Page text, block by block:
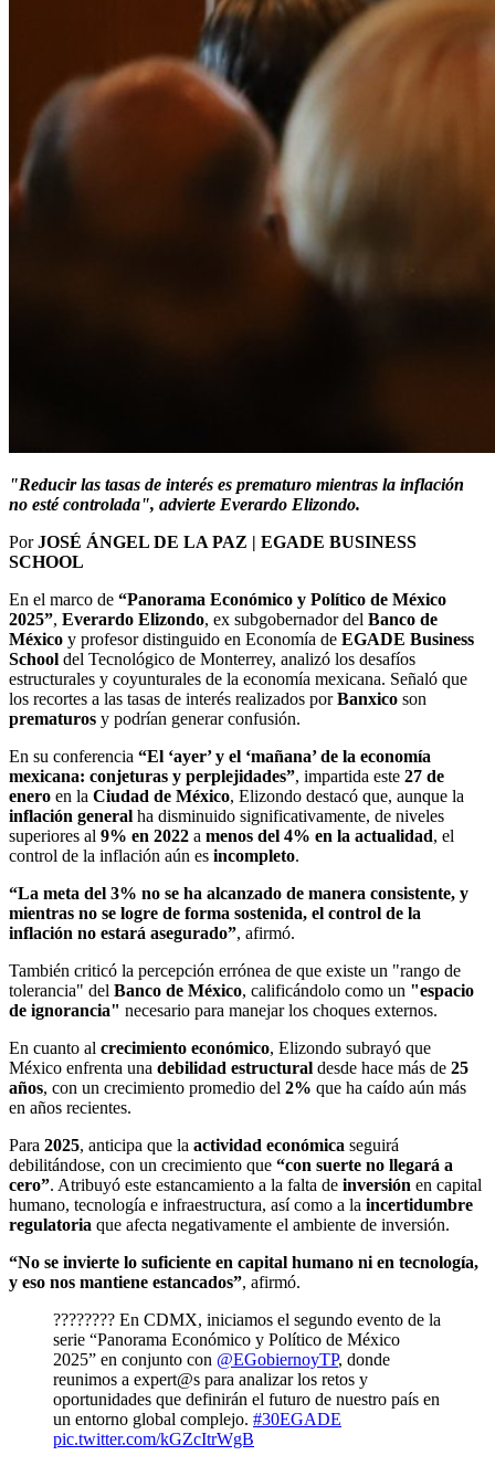
"Reducir las tasas de interés es prematuro mientras la inflación
no esté controlada", advierte Everardo Elizondo.
PorJOSÉ ÁNGEL DE LA PAZ | EGADE BUSINESS
SCHOOL
En el marco de “Panorama Económico y Político de México
2025”, Everardo Elizondo, ex subgobernador del Banco de
México y profesor distinguido en Economía de EGADE Business
School del Tecnológico de Monterrey, analizó los desafíos
estructurales y coyunturales de la economía mexicana. Señaló que
los recortes a las tasas de interés realizados porBanxico son
prematuros y podrían generar confusión.
En su conferencia “El ‘ayer’ y el ‘mañana’ de la economía
mexicana: conjeturas y perplejidades”, impartida este 27 de
enero en la Ciudad de México, Elizondo destacó que, aunque la
inflación general ha disminuido significativamente, de niveles
superiores al 9% en 2022 a menos del 4% en la actualidad, el
control de la inflación aún es incompleto.
“La meta del 3% no se ha alcanzado de manera consistente, y
mientras no se logre de forma sostenida, el control de la
inflación no estará asegurado”, afirmó.
También criticó la percepción errónea de que existe un "rango de
tolerancia" del Banco de México, calificándolo como un "espacio
de ignorancia" necesario para manejar los choques externos.
En cuanto al crecimiento económico, Elizondo subrayó que
México enfrenta una debilidad estructural desde hace más de 25
años, con un crecimiento promedio del 2% que ha caído aún más
en años recientes.
Para 2025, anticipa que la actividad económica seguirá
debilitándose, con un crecimiento que “con suerte no llegará a
cero”. Atribuyó este estancamiento a la falta de inversión en capital
humano, tecnología e infraestructura, así como a la incertidumbre
regulatoria que afecta negativamente el ambiente de inversión.
“No se invierte lo suficiente en capital humano ni en tecnología,
y eso nos mantiene estancados”, afirmó.
???????? En CDMX, iniciamos el segundo evento de la
serie “Panorama Económico y Político de México
2025” en conjunto con @EGobiernoyTP, donde
reunimos a expert@s para analizar los retos y
oportunidades que definirán el futuro de nuestro país en
un entorno global complejo. #30EGADE
pic.twitter.com/kGZcItrWgB